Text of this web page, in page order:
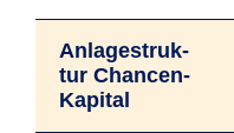
Anlage­struk­
tur Chancen-
Kapital